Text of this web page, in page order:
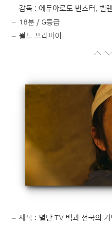
감독 : 에두아로도 번스터, 벨
18분 / G등급
월드 프리미어
제목 : 별난 TV 백과 전국의